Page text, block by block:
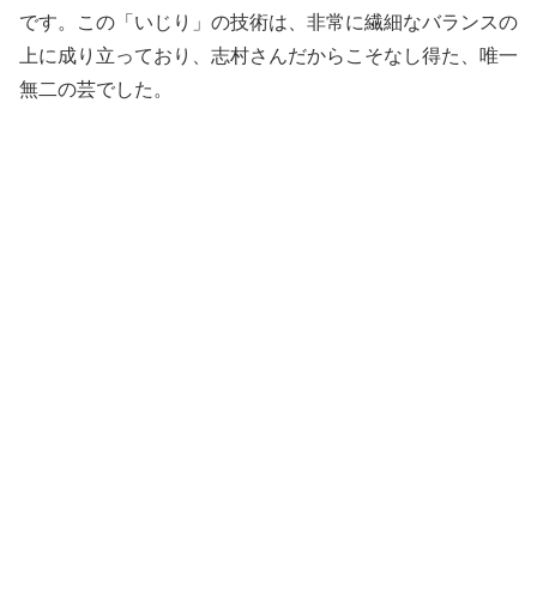
です。この「いじり」の技術は、非常に繊細なバランスの
上に成り立っており、志村さんだからこそなし得た、唯一
無二の芸でした。